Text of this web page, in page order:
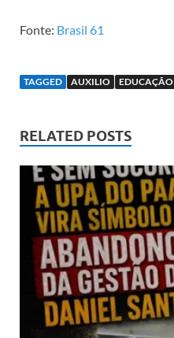
Fonte: Brasil 61
TAGGED AUXILIO EDUCAÇÃO
RELATED POSTS